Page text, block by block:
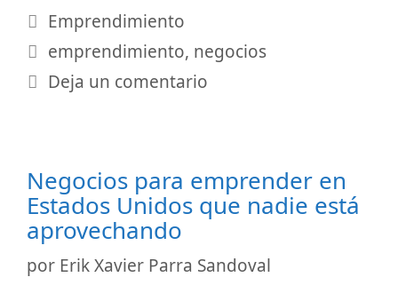
Categorías
Emprendimiento
Etiquetas
emprendimiento, negocios
Deja un comentario
Negocios para emprender en
Estados Unidos que nadie está
aprovechando
por Erik Xavier Parra Sandoval